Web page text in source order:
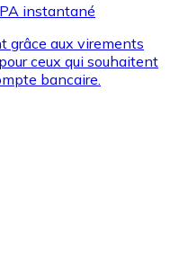
instantané
grâce aux virements
ceux qui souhaitent
bancaire.